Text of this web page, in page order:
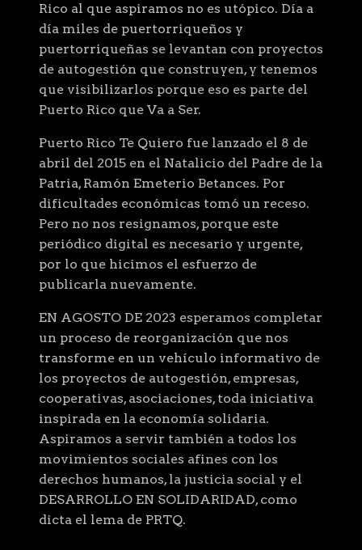
Rico al que aspiramos no es utópico. Día a
día miles de puertorriqueños y
puertorriqueñas se levantan con proyectos
de autogestión que construyen, y tenemos
que visibilizarlos porque eso es parte del
Puerto Rico que Va a Ser.
Puerto Rico Te Quiero fue lanzado el 8 de
abril del 2015 en el Natalicio del Padre de la
Patria, Ramón Emeterio Betances. Por
dificultades económicas tomó un receso.
Pero no nos resignamos, porque este
periódico digital es necesario y urgente,
por lo que hicimos el esfuerzo de
publicarla nuevamente.
EN AGOSTO DE 2023 esperamos completar
un proceso de reorganización que nos
transforme en un vehículo informativo de
los proyectos de autogestión, empresas,
cooperativas, asociaciones, toda iniciativa
inspirada en la economía solidaria.
Aspiramos a servir también a todos los
movimientos sociales afines con los
derechos humanos, la justicia social y el
DESARROLLO EN SOLIDARIDAD, como
dicta el lema de PRTQ.